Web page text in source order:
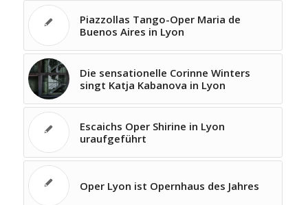
Piazzollas Tango-Oper Maria de
Buenos Aires in Lyon
Die sensationelle Corinne Winters
singt Katja Kabanova in Lyon
Escaichs Oper Shirine in Lyon
uraufgeführt
Oper Lyon ist Opernhaus des Jahres